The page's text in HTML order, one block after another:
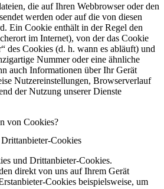
die auf Ihren Webbrowser oder den
werden oder auf die von diesen
Ein Cookie enthält in der Regel den
im Internet), von der das Cookie
des Cookies (d. h. wann es abläuft) und
Nummer oder eine ähnliche
auch Informationen über Ihr Gerät
Nutzereinstellungen, Browserverlauf
der Nutzung unserer Dienste
von Cookies?
Cookies
und Drittanbieter-Cookies.
direkt von uns auf Ihrem Gerät
Cookies beispielsweise, um